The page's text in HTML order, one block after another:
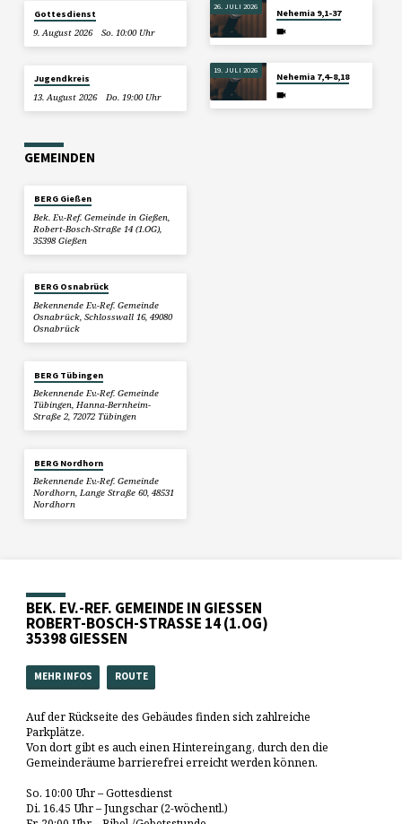
Gottesdienst
9. August 2026
So. 10:00 Uhr
Jugendkreis
13. August 2026
Do. 19:00 Uhr
26. JULI 2026
Nehemia 9,1-37
19. JULI 2026
Nehemia 7,4–8,18
GEMEINDEN
BERG Gießen
Bek. Ev.-Ref. Gemeinde in Gießen,
Robert-Bosch-Straße 14 (1.OG),
35398 Gießen
BERG Osnabrück
Bekennende Ev.-Ref. Gemeinde
Osnabrück, Schlosswall 16, 49080
Osnabrück
BERG Tübingen
Bekennende Ev.-Ref. Gemeinde
Tübingen, Hanna-Bernheim-
Straße 2, 72072 Tübingen
BERG Nordhorn
Bekennende Ev.-Ref. Gemeinde
Nordhorn, Lange Straße 60, 48531
Nordhorn
BEK. EV.-REF. GEMEINDE IN GIESSEN
ROBERT-BOSCH-STRASSE 14 (1.OG)
35398 GIESSEN
MEHR INFOS ROUTE
Auf der Rückseite des Gebäudes finden sich zahlreiche
Parkplätze.
Von dort gibt es auch einen Hintereingang, durch den die
Gemeinderäume barrierefrei erreicht werden können.
So. 10:00 Uhr – Gottesdienst
Di. 16.45 Uhr – Jungschar (2-wöchentl.)